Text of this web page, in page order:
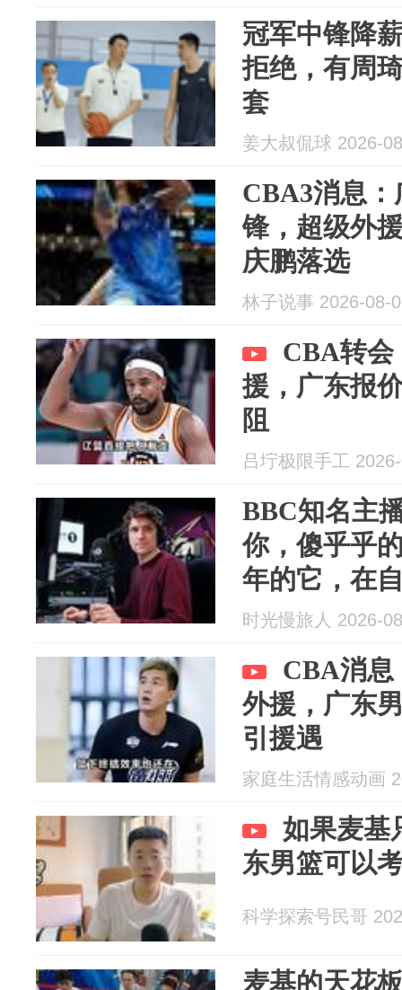
冠军中锋降
拒绝，有周
套
姜大叔侃球 2026-
CBA3消息
锋，超级外
庆鹏落选
林子说事 2026-08-
CBA转会
援，广东报
阻
吕坾极限手工
BBC知名主
你，傻乎乎
年的它，在
时光慢旅人 2026-
CBA消息
外援，广东
引援遇
家庭生活情感动画
如果麦基
东男篮可以
科学探索号民哥
麦基的天花